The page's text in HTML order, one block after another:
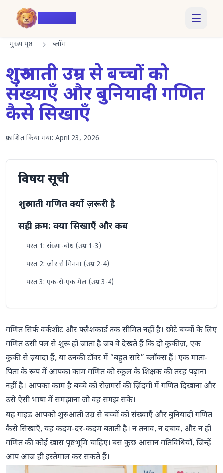
मुख्य पृष्ठ ब्लॉग
शुरुआती उम्र से बच्चों को
संख्याएँ और बुनियादी गणित
कैसे सिखाएँ
प्रकाशित किया गया: April 23, 2026
विषय सूची
शुरुआती गणित क्यों ज़रूरी है
सही क्रम: क्या सिखाएँ और कब
परत 1: संख्या-बोध (उम्र 1-3)
परत 2: ज़ोर से गिनना (उम्र 2-4)
परत 3: एक-से-एक मेल (उम्र 3-4)
परत 6: जोड़ना और घटाना शुरू करना (उम्र 4-6)
परत 7: बुनियादी गणित के तथ्य और मानसिक गणित (उम्र 5-7)
रोज़मर्रा की ऐसी गतिविधियाँ जो गणित सिखाती हैं,
बिना गणित जैसा लगे
रसोई में गणित
किराने की दुकान में गणित
नहाने के समय गणित
टहलने और खेलने में गणित
गणित सिर्फ वर्कशीट और फ्लैशकार्ड तक सीमित नहीं है। छोटे बच्चों के लिए
गणित उसी पल से शुरू हो जाता है जब वे देखते हैं कि दो कुकीज़, एक
कुकी से ज़्यादा हैं, या उनकी टॉवर में “बहुत सारे” ब्लॉक्स हैं। एक माता-
पिता के रूप में आपका काम गणित को स्कूल के शिक्षक की तरह पढ़ाना
नहीं है। आपका काम है बच्चे को रोज़मर्रा की ज़िंदगी में गणित दिखाना और
उसे ऐसी भाषा में समझाना जो वह समझ सके।
यह गाइड आपको शुरुआती उम्र से बच्चों को संख्याएँ और बुनियादी गणित
कैसे सिखाएँ, यह कदम-दर-कदम बताती है। न तनाव, न दबाव, और न ही
गणित की कोई खास पृष्ठभूमि चाहिए। बस कुछ आसान गतिविधियाँ, जिन्हें
आप आज ही इस्तेमाल कर सकते हैं।